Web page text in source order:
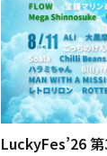
LuckyFes’26